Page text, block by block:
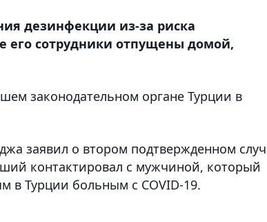
дезинфекции из-за риска
его сотрудники отпущены домой,
законодательном органе Турции в
заявил о втором подтвержденном
контактировал с мужчиной, который
в Турции больным c COVID-19.